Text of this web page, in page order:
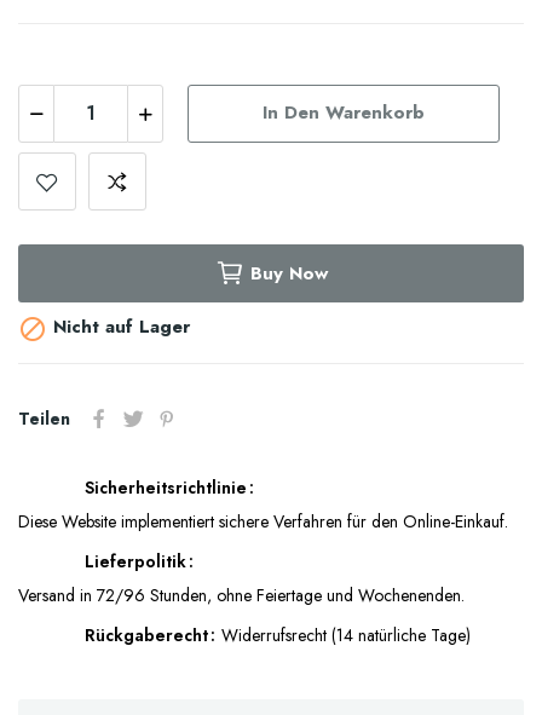
In Den Warenkorb
Buy Now
 Nicht auf Lager
Teilen
Sicherheitsrichtlinie
Diese Website implementiert sichere Verfahren für den Online-Einkauf.
Lieferpolitik
Versand in 72/96 Stunden, ohne Feiertage und Wochenenden.
Rückgaberecht Widerrufsrecht (14 natürliche Tage)